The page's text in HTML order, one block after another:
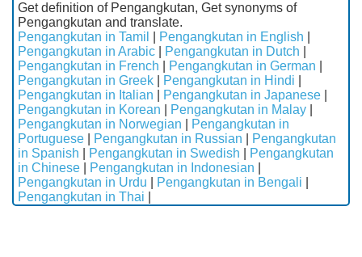
Get definition of Pengangkutan, Get synonyms of
Pengangkutan and translate.
Pengangkutan in Tamil
Pengangkutan in English
Pengangkutan in Arabic
Pengangkutan in Dutch
Pengangkutan in French
Pengangkutan in German
Pengangkutan in Greek
Pengangkutan in Hindi
Pengangkutan in Italian
Pengangkutan in Japanese
Pengangkutan in Korean
Pengangkutan in Malay
Pengangkutan in Norwegian
Pengangkutan in
Portuguese
Pengangkutan in Russian
Pengangkutan
in Spanish
Pengangkutan in Swedish
Pengangkutan
in Chinese
Pengangkutan in Indonesian
Pengangkutan in Urdu
Pengangkutan in Bengali
Pengangkutan in Thai